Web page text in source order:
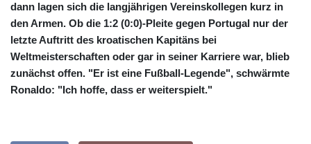
dann lagen sich die langjährigen Vereinskollegen kurz in
den Armen. Ob die 1:2 (0:0)-Pleite gegen Portugal nur der
letzte Auftritt des kroatischen Kapitäns bei
Weltmeisterschaften oder gar in seiner Karriere war, blieb
zunächst offen. "Er ist eine Fußball-Legende", schwärmte
Ronaldo: "Ich hoffe, dass er weiterspielt."